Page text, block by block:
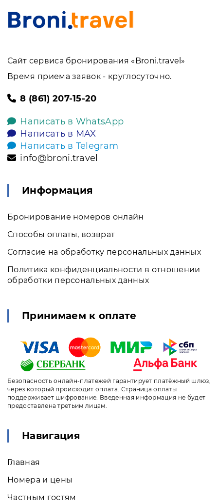
Сайт сервиса бронирования «Broni.travel»
Время приема заявок - круглосуточно.
8 (861) 207-15-20
Написать в WhatsApp
Написать в MAX
Написать в Telegram
info@broni.travel
Информация
Бронирование номеров онлайн
Способы оплаты, возврат
Согласие на обработку персональных данных
Политика конфиденциальности в отношении
обработки персональных данных
Принимаем к оплате
Безопасность онлайн-платежей гарантирует платёжный шлюз,
через который происходит оплата. Страница оплаты
поддерживает шифрование. Введенная информация не будет
предоставлена третьим лицам.
Навигация
Главная
Номера и цены
Частным гостям